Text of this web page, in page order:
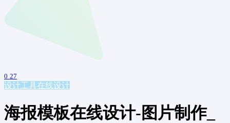
0 27
设计工具在线设计
海报模板在线设计-图片制作_